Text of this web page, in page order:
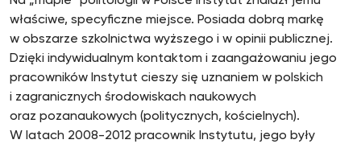
właściwe, specyficzne miejsce. Posiada dobrą markę
w obszarze szkolnictwa wyższego i w opinii publicznej.
Dzięki indywidualnym kontaktom i zaangażowaniu jego
pracowników Instytut cieszy się uznaniem w polskich
i zagranicznych środowiskach naukowych
oraz pozanaukowych (politycznych, kościelnych).
W latach 2008-2012 pracownik Instytutu, jego były